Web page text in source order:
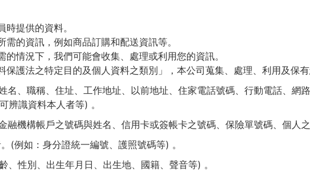
提供的資料。
的資訊，例如商品訂購和配送資訊等。
情況下，我們可能會收集、處理或利用您的資訊。
法之特定目的及個人資料之類別」，本公司蒐集、處理、利用及保有
、職稱、住址、工作地址、以前地址、住家電話號碼、行動電話、網
辨識資料本人者等) 。
機構帳戶之號碼與姓名、信用卡或簽帳卡之號碼、保險單號碼、個人之
(例如：身分證統一編號、護照號碼等) 。
性別、出生年月日、出生地、國籍、聲音等) 。